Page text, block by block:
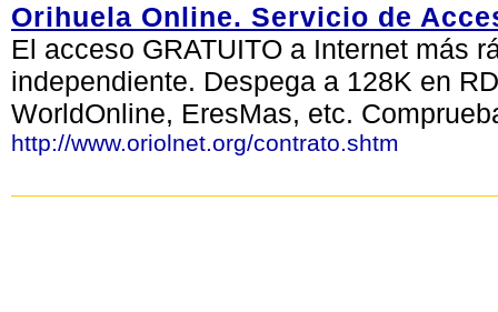
Orihuela Online. Servicio de
El acceso GRATUITO a Internet más
independiente. Despega a 128K en
WorldOnline, EresMas, etc.
http://www.oriolnet.org/contrato.shtm